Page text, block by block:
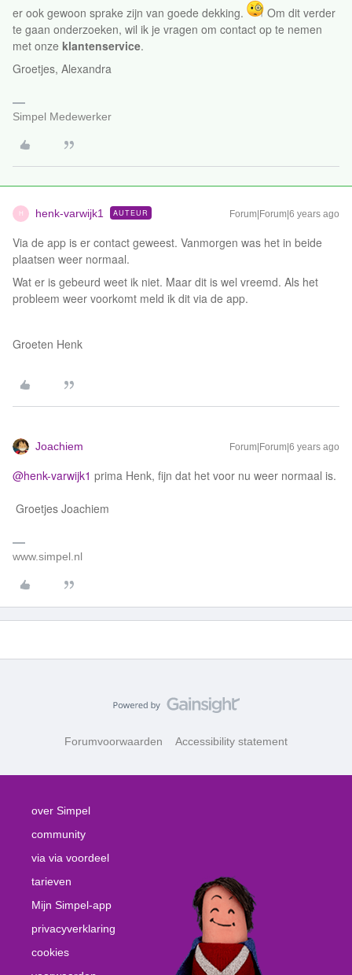
er ook gewoon sprake zijn van goede dekking.
Om dit verder
te gaan onderzoeken, wil ik je vragen om contact op te nemen
met onze klantenservice.
Groetjes, Alexandra
Simpel Medewerker
H henk-varwijk1 AUTEUR Forum|Forum|6 years ago
Via de app is er contact geweest. Vanmorgen was het in beide
plaatsen weer normaal.
Wat er is gebeurd weet ik niet. Maar dit is wel vreemd. Als het
probleem weer voorkomt meld ik dit via de app.
Groeten Henk
Joachiem Forum|Forum|6 years ago
@henk-varwijk1 prima Henk, fijn dat het voor nu weer normaal is.
Groetjes Joachiem
www.simpel.nl
Forumvoorwaarden Accessibility statement
over Simpel
community
via via voordeel
tarieven
Mijn Simpel-app
privacyverklaring
cookies